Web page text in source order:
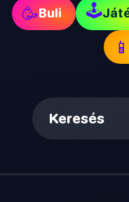
🥳Buli 🕹
📱
Keresés